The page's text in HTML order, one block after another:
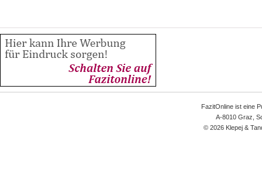
FazitOnline ist eine
A-8010 Graz,
© 2026 Klepej &